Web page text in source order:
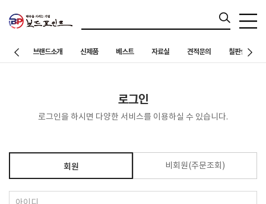
브랜드소개 신제품 베스트 자료실 견적문의 칠판설치 사례
로그인
로그인을 하시면 다양한 서비스를 이용하실 수 있습니다.
회원 비회원(주문조회)